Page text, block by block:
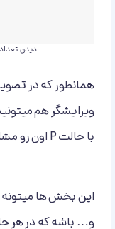
دیدن
همانطور که در
ویرایشگر هم
با حالت P اون رو مشاهده میکنید را ببینید.
و… باشه که در هر